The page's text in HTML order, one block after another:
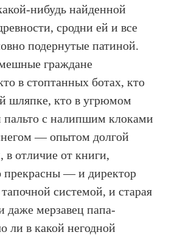
нибудь найденной
сродни ей и все
подернутые патиной.
граждане
в стоптанных ботах, кто
шляпке, кто в угрюмом
пальто с налипшим клоками
— опытом долгой
отличие от книги,
прекрасны — и директор
системой, и старая
даже мерзавец папа-
ли в какой негодной